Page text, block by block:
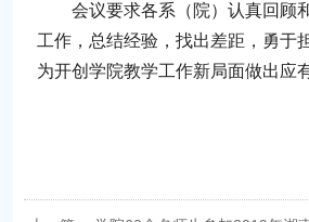
会议要求各系（院）认真回顾
工作，总结经验，找出差距，勇于
为开创学院教学工作新局面做出应